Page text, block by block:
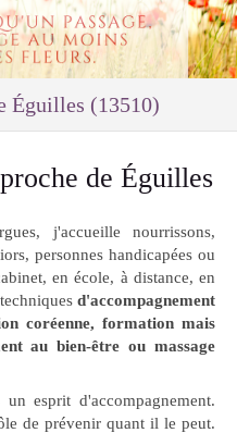
Éguilles (13510)
de Éguilles
j'accueille nourrissons,
personnes handicapées ou
en école, à distance, en
d'accompagnement
coréenne, formation mais
au bien-être ou massage
esprit d'accompagnement.
de prévenir quant il le peut.